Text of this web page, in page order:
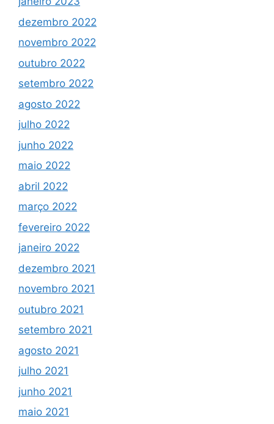
dezembro 2022
novembro 2022
outubro 2022
setembro 2022
agosto 2022
julho 2022
junho 2022
maio 2022
abril 2022
março 2022
fevereiro 2022
janeiro 2022
dezembro 2021
novembro 2021
outubro 2021
setembro 2021
agosto 2021
julho 2021
junho 2021
maio 2021